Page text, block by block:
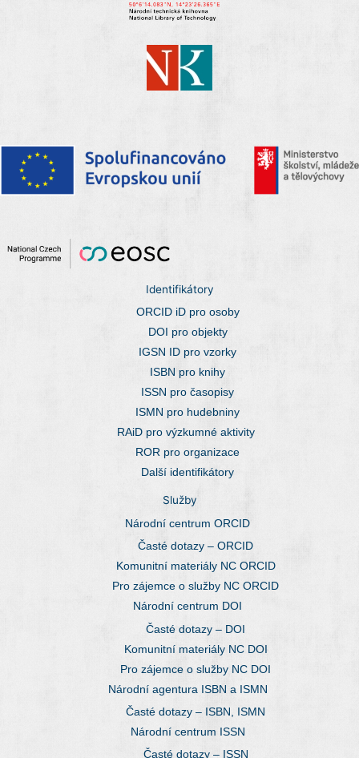
Identifikátory
ORCID iD pro osoby
DOI pro objekty
IGSN ID pro vzorky
ISBN pro knihy
ISSN pro časopisy
ISMN pro hudebniny
RAiD pro výzkumné aktivity
ROR pro organizace
Další identifikátory
Služby
Národní centrum ORCID
Časté dotazy – ORCID
Komunitní materiály NC ORCID
Pro zájemce o služby NC ORCID
Národní centrum DOI
Časté dotazy – DOI
Komunitní materiály NC DOI
Pro zájemce o služby NC DOI
Národní agentura ISBN a ISMN
Časté dotazy – ISBN, ISMN
Národní centrum ISSN
Časté dotazy – ISSN